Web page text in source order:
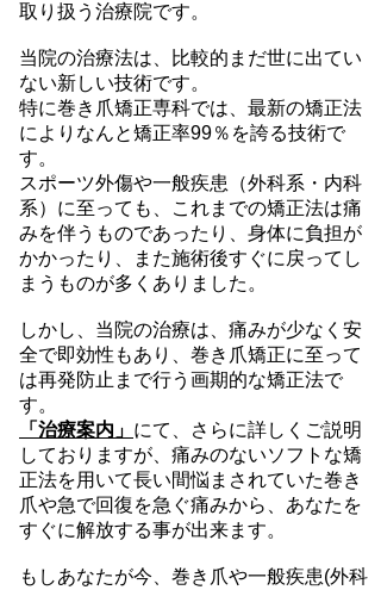
取り扱う治療院です。
当院の治療法は、比較的まだ世に出てい
ない新しい技術です。
特に巻き爪矯正専科では、最新の矯正法
によりなんと矯正率99％を誇る技術で
す。
スポーツ外傷や一般疾患（外科系・内科
系）に至っても、これまでの矯正法は痛
みを伴うものであったり、身体に負担が
かかったり、また施術後すぐに戻ってし
まうものが多くありました。
しかし、当院の治療は、痛みが少なく安
全で即効性もあり、巻き爪矯正に至って
は再発防止まで行う画期的な矯正法で
す。
「治療案内」 にて、さらに詳しくご説明
しておりますが、痛みのないソフトな矯
正法を用いて長い間悩まされていた巻き
爪や急で回復を急ぐ痛みから、あなたを
すぐに解放する事が出来ます。
もしあなたが今、巻き爪や一般疾患(外科